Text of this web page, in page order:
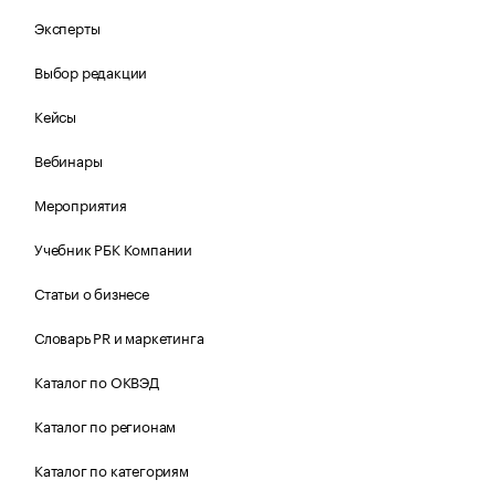
Эксперты
Выбор редакции
Кейсы
Вебинары
Мероприятия
Учебник РБК Компании
Статьи о бизнесе
Словарь PR и маркетинга
Каталог по ОКВЭД
Каталог по регионам
Каталог по категориям